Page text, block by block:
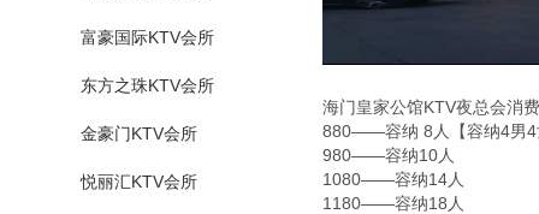
富豪国际KTV会所
东方之珠KTV会所
金豪门KTV会所
悦丽汇KTV会所
海门皇家公馆KTV夜总会消
880——容纳 8人【容纳4男4
980——容纳10人
1080——容纳14人
1180——容纳18人